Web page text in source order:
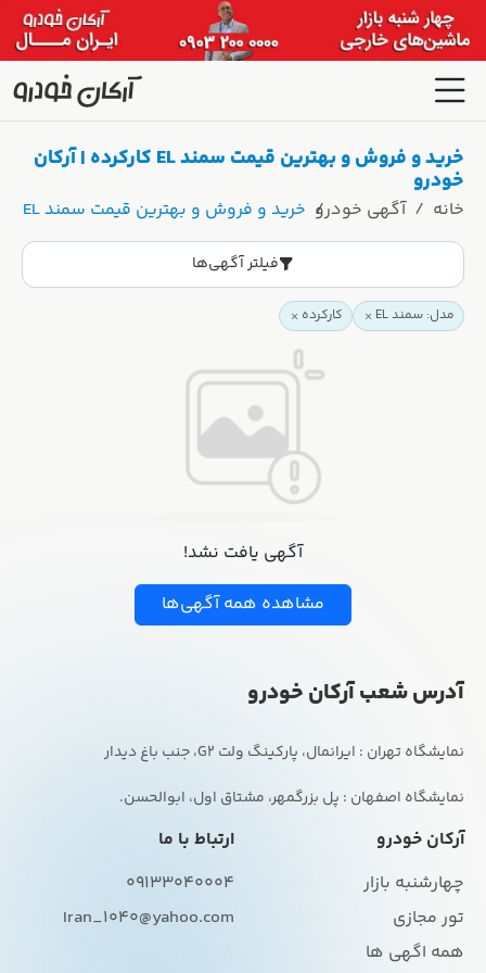
خرید و فروش و بهترین قیمت سمند EL کارکرده | آرکان
خودرو
خانه آگهی خودرو خرید و فروش و بهترین قیمت سمند EL کارکرده | آرکان خودرو
فیلتر آگهی‌ها
مدل: سمند EL کارکرده
آگهی یافت نشد!
مشاهده همه آگهی‌ها
آدرس شعب آرکان خودرو
نمایشگاه اصفهان : پل بزرگمهر، مشتاق اول، ابوالحسن.
آرکان خودرو
چهارشنبه بازار
تور مجازی
همه اگهی ها
ارتباط با ما
09133040004
Iran_1040@yahoo.com